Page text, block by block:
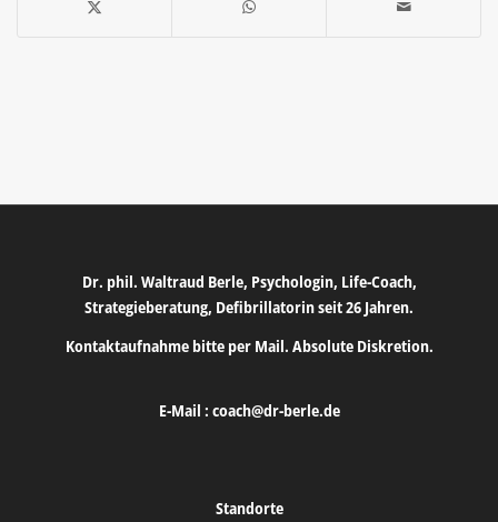
Dr. phil. Waltraud Berle, Psychologin, Life-Coach,
Strategieberatung, Defibrillatorin seit 26 Jahren.
Kontaktaufnahme bitte per Mail. Absolute Diskretion.
E-Mail : coach@dr-berle.de
Standorte